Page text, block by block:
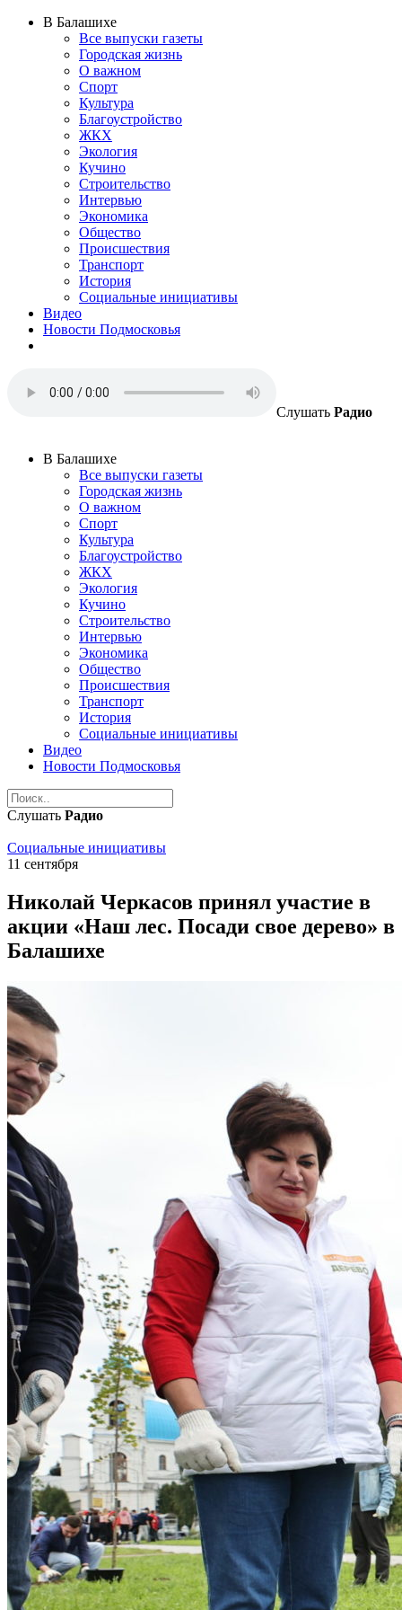
В Балашихе
Все выпуски газеты
Городская жизнь
О важном
Спорт
Культура
Благоустройство
ЖКХ
Экология
Кучино
Строительство
Интервью
Экономика
Общество
Происшествия
Транспорт
История
Социальные инициативы
Видео
Новости Подмосковья
Слушать Радио
В Балашихе
Все выпуски газеты
Городская жизнь
О важном
Спорт
Культура
Благоустройство
ЖКХ
Экология
Кучино
Строительство
Интервью
Экономика
Общество
Происшествия
Транспорт
История
Социальные инициативы
Видео
Новости Подмосковья
Слушать Радио
Социальные инициативы
11 сентября
Николай Черкасов принял участие в
акции «Наш лес. Посади свое дерево» в
Балашихе